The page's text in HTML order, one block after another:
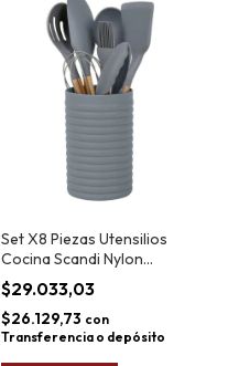
Set X8 Piezas Utensilios
Cocina Scandi Nylon
Larhaus
$29.033,03
$26.129,73 con
Transferencia o depósito